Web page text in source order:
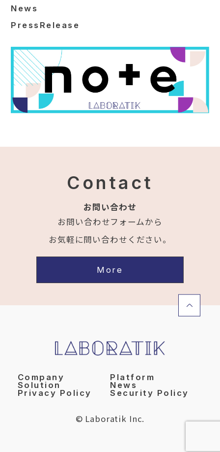
News
PressRelease
Contact
お問い合わせ
お問い合わせフォームから
お気軽に問い合わせください。
More
Company
Platform
Solution
News
Privacy Policy
Security Policy
© Laboratik Inc.